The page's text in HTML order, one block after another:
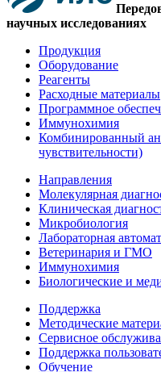
научных исследованиях
Продукция
Оборудование
Реагенты
Расходные материалы
Программное
Иммунохимия
Комбинированный
чувствительности)
Направления
Молекулярная
Клиническая
Микробиология
Лабораторная
Ветеринария и ГМО
Иммунохимия
Биологические и
Поддержка
Методические
Сервисное
Поддержка
Обучение